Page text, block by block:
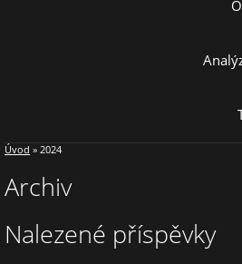
Úvod » 2024
Archiv
Nalezené příspěvky